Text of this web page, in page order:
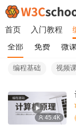
首页 入门教程
全部 免费 微
编程基础 视频
45.4K